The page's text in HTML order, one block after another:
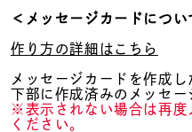
＜メッセージカードについ
作り方の詳細はこちら
メッセージカードを作成し
下部に作成済みのメッセー
※表示されない場合は再度
ください。